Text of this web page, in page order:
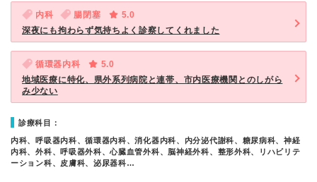
内科 腸閉塞
5.0
深夜にも拘わらず気持ちよく診察してくれました
循環器内科
5.0
地域医療に特化、県外系列病院と連帯、市内医療機関とのしがら
み少ない
診療科目：
内科、呼吸器内科、循環器内科、消化器内科、内分泌代謝科、糖尿病科、神経
内科、外科、呼吸器外科、心臓血管外科、脳神経外科、整形外科、リハビリテ
ーション科、皮膚科、泌尿器科…